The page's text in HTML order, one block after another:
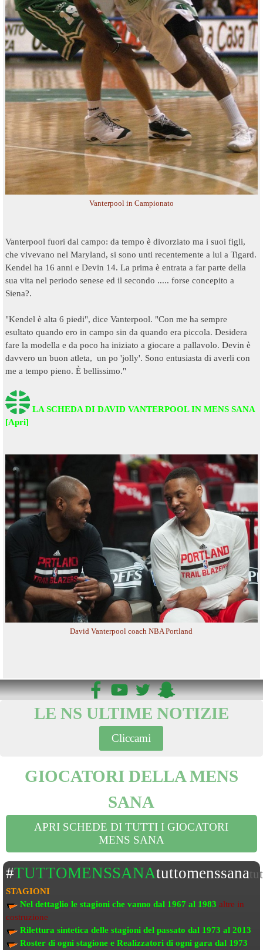
Vanterpool in Campionato
Vanterpool fuori dal campo: da tempo è divorziato ma i suoi figli,
che vivevano nel Maryland, si sono unti recentemente a lui a Tigard.
Kendel ha 16 anni e Devin 14. La prima è entrata a far parte della
sua vita nel periodo senese ed il secondo ..... forse concepito a
Siena?.
"Kendel è alta 6 piedi", dice Vanterpool. "Con me ha sempre
esultato quando ero in campo sin da quando era piccola. Desidera
fare la modella e da poco ha iniziato a giocare a pallavolo. Devin è
davvero un buon atleta, un po 'jolly'. Sono entusiasta di averli con
me a tempo pieno. È bellissimo."
LA SCHEDA DI DAVID VANTERPOOL IN MENS SANA
[Apri]
David Vanterpool coach NBA Portland
LE NS ULTIME NOTIZIE
Cliccami
GIOCATORI DELLA MENS
SANA
APRI SCHEDE DI TUTTI I GIOCATORI
MENS SANA
#TUTTOMENSSANAtuttomenssana
STAGIONI
Nel dettaglio le stagioni che vanno dal 1967 al 1983 altre in
costruzione
Rilettura sintetica delle stagioni del passato dal 1973 al 2013
Roster di ogni stagione e Realizzatori di ogni gara dal 1973